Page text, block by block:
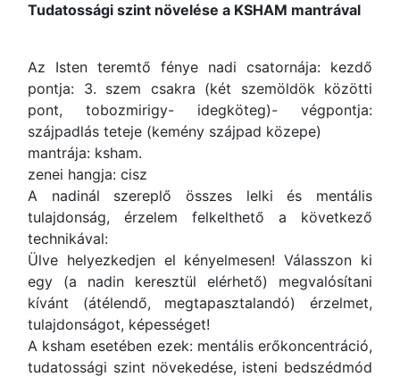
Tudatossági szint növelése a KSHAM mantrával
Az Isten teremtő fénye nadi csatornája: kezdő
pontja: 3. szem csakra (két szemöldök közötti
pont, tobozmirigy- idegköteg)- végpontja:
szájpadlás teteje (kemény szájpad közepe)
mantrája: ksham.
zenei hangja: cisz
A nadinál szereplő összes lelki és mentális
tulajdonság, érzelem felkelthető a következő
technikával:
Ülve helyezkedjen el kényelmesen! Válasszon ki
egy (a nadin keresztül elérhető) megvalósítani
kívánt (átélendő, megtapasztalandó) érzelmet,
tulajdonságot, képességet!
A ksham esetében ezek: mentális erőkoncentráció,
tudatossági szint növekedése, isteni bedszédmód